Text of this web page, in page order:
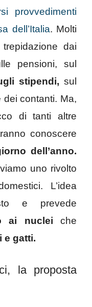
provvedimenti
dell’Italia. Molti
dai
pensioni, sul
stipendi, sul
dei contanti. Ma,
di tanti altre
conoscere
dell’anno.
uno rivolto
L’idea
e prevede
ai nuclei che
e gatti.
la proposta